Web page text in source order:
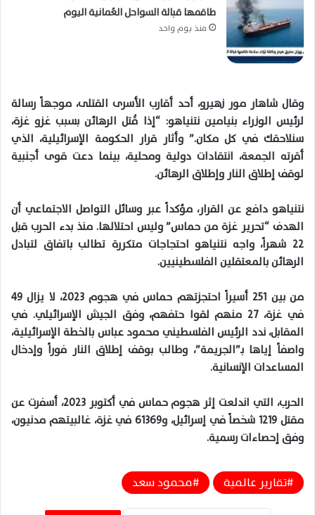
طاقمها قبالة السواحل العُمانية اليوم
منذ يوم واحد
وقال شاهار مور زهيرو، أحد أقارب الأسرى القتلى، موجهاً رسالة
لرئيس الوزراء بنيامين نتنياهو: “إذا قُتل الرهائن بسبب غزو غزة،
سنلاحقك في كل مكان.” وأثار قرار الحكومة الإسرائيلية، الذي
أقرته الجمعة، انتقادات دولية ومحلية، بينما دعت قوى أجنبية
لوقف إطلاق النار وإطلاق الرهائن.
نتنياهو دافع عن القرار، مؤكداً عبر وسائل التواصل الاجتماعي أن
الهدف “تحرير غزة من حماس” وليس احتلالها. منذ بدء الحرب قبل
22 شهراً، واجه نتنياهو احتجاجات متكررة تطالب باتفاق لتبادل
الرهائن بالمعتقلين الفلسطينيين.
من بين 251 أسيراً احتجزتهم حماس في هجوم 2023، لا يزال 49
في غزة، 27 منهم لقوا حتفهم، وفق الجيش الإسرائيلي. في
المقابل، ندد الرئيس الفلسطيني محمود عباس بالخطة الإسرائيلية،
واصفاً إياها بـ”الجريمة”، وطالب بوقف إطلاق النار فوراً وإدخال
المساعدات الإنسانية.
الحرب، التي اندلعت إثر هجوم حماس في أكتوبر 2023، أسفرت عن
مقتل 1219 شخصاً في إسرائيل، و61369 في غزة، غالبيتهم مدنيون،
وفق إحصاءات رسمية.
تقارير عالمية محمود سعد